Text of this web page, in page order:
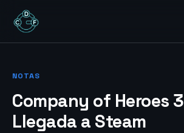
REVIEWS
NOTAS
Company of Heroes 3 |
Llegada a Steam